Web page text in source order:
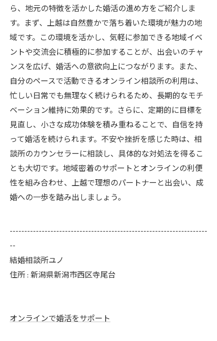
ら、地元の特徴を活かした婚活の進め方をご紹介しま
す。まず、上越は自然豊かで落ち着いた環境が魅力の地
域です。この環境を活かし、気軽に参加できる地域イベ
ントや交流会に積極的に参加することが、出会いのチャ
ンスを広げ、婚活への意欲向上につながります。また、
自分のペースで活動できるオンライン相談所の利用は、
忙しい日常でも無理なく続けられるため、長期的なモチ
ベーション維持に効果的です。さらに、定期的に目標を
見直し、小さな成功体験を積み重ねることで、自信を持
って婚活を続けられます。不安や挫折を感じた時は、相
談所のカウンセラーに相談し、具体的な対処法を得るこ
とも大切です。地域密着のサポートとオンラインの利便
性を組み合わせ、上越で理想のパートナーと出会い、成
婚への一歩を踏み出しましょう。
--------------------------------------------------------------------
--
結婚相談所ユノ
住所 : 新潟県新潟市西区寺尾台
オンラインで婚活をサポート